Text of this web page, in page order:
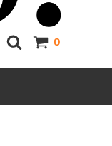
0